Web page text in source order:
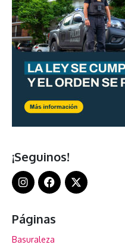
¡Seguinos!
Páginas
Basuraleza